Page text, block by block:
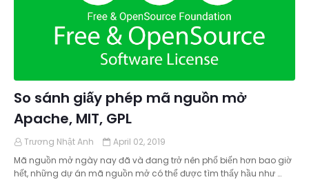
So sánh giấy phép mã nguồn mở
Apache, MIT, GPL
Trương Nhật Anh
April 02, 2019
Mã nguồn mở ngày nay đã và đang trở nên phổ biến hơn bao giờ
hết, những dự án mã nguồn mở có thể được tìm thấy hầu như …